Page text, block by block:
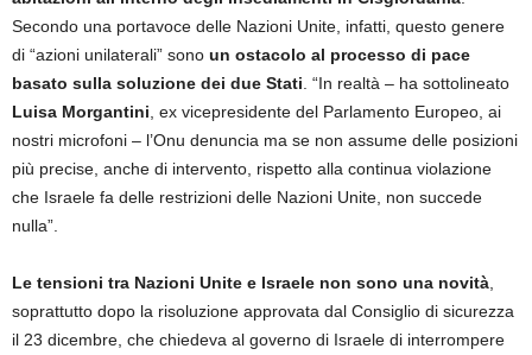
Secondo una portavoce delle Nazioni Unite, infatti, questo genere
di “azioni unilaterali” sono un ostacolo al processo di pace
basato sulla soluzione dei due Stati . “In realtà – ha sottolineato
Luisa Morgantini , ex vicepresidente del Parlamento Europeo, ai
nostri microfoni – l’Onu denuncia ma se non assume delle posizioni
più precise, anche di intervento, rispetto alla continua violazione
che Israele fa delle restrizioni delle Nazioni Unite, non succede
nulla”.
Le tensioni tra Nazioni Unite e Israele non sono una novità
soprattutto dopo la risoluzione approvata dal Consiglio di sicurezza
il 23 dicembre, che chiedeva al governo di Israele di interrompere